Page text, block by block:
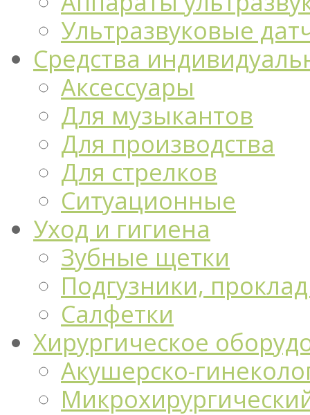
Ультразвуковые
Средства
Аксессуары
Для музыкантов
Для производства
Для стрелков
Ситуационные
Уход и гигиена
Зубные щетки
Подгузники,
Салфетки
Хирургическое
Акушерско-